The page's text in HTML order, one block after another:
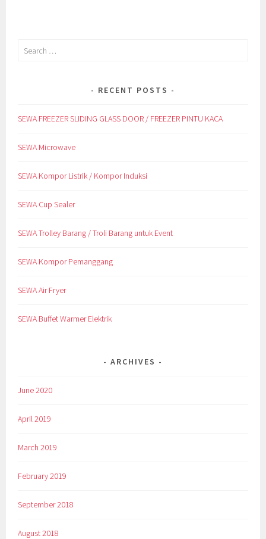
Search
RECENT POSTS
SEWA FREEZER SLIDING GLASS DOOR / FREEZER PINTU KACA
SEWA Microwave
SEWA Kompor Listrik / Kompor Induksi
SEWA Cup Sealer
SEWA Trolley Barang / Troli Barang untuk Event
SEWA Kompor Pemanggang
SEWA Air Fryer
SEWA Buffet Warmer Elektrik
ARCHIVES
June 2020
April 2019
March 2019
February 2019
September 2018
August 2018